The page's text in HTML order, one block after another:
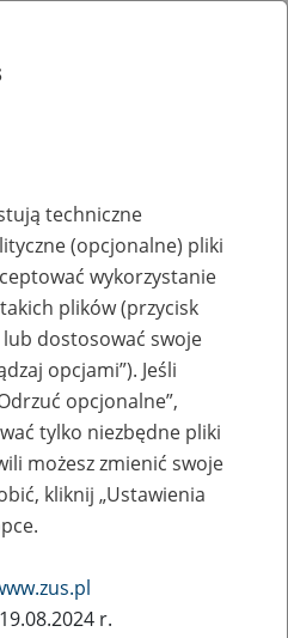
eZUS, wizyty
Aktywni 50+
techniczne
(opcjonalne) pliki
wykorzystanie
plików (przycisk
lub dostosować swoje
opcjami”). Jeśli
opcjonalne”,
tylko niezbędne pliki
możesz zmienić swoje
kliknij „Ustawienia
r.